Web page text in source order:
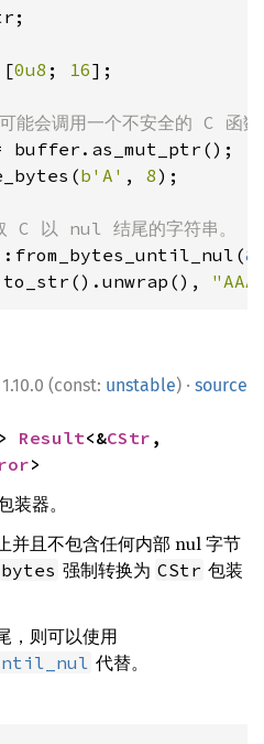
[0u8 ; 16
能会调用一个不安全的 C 函数
buffer.as_mut_ptr();
b'A' , 8);
&
1.10.0 (const: unstable) · source
Result<&CStr
>
装器。
并且不包含任何内部 nul 字节
bytes 强制转换为 CStr 包装
，则可以使用
代替。